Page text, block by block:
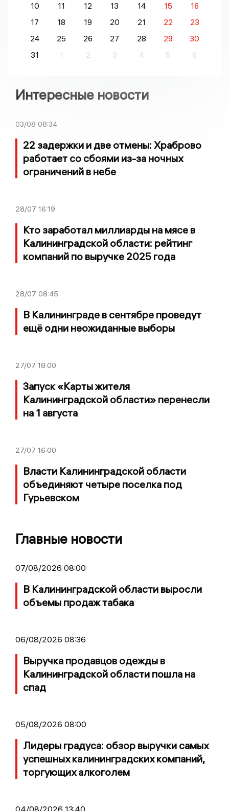
10
11 12 13 14 15
16
17
18 19 20 21 22
23
24
25 26 27 28 29
30
31
1 2 3 4 5 6
Интересные новости
03/08 08:34
22 задержки и две отмены: Храброво
работает со сбоями из-за ночных
ограничений в небе
28/07 16:19
Кто заработал миллиарды на мясе в
Калининградской области: рейтинг
компаний по выручке 2025 года
28/07 08:45
В Калининграде в сентябре проведут
ещё одни неожиданные выборы
27/07 18:00
Запуск «Карты жителя
Калининградской области» перенесли
на 1 августа
27/07 16:00
Власти Калининградской области
объединяют четыре поселка под
Гурьевском
Главные новости
07/08/2026 08:00
В Калининградской области выросли
объемы продаж табака
06/08/2026 08:36
Выручка продавцов одежды в
Калининградской области пошла на
спад
05/08/2026 08:00
Лидеры градуса: обзор выручки самых
успешных калининградских компаний,
торгующих алкоголем
04/08/2026 13:40